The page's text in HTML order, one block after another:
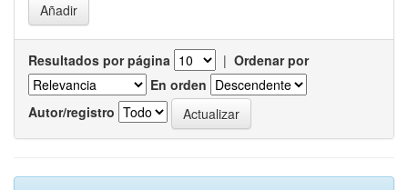
Resultados por página | Ordenar por
En orden
Autor/registro